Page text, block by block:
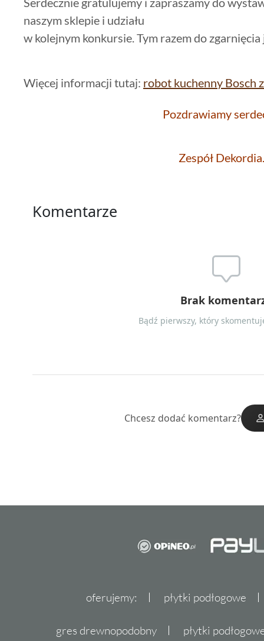
naszym sklepie i udziału
w kolejnym konkursie. Tym razem do
Więcej informacji tutaj: robot kuchenny Bosch
Pozdrawiamy
Zespół
Komentarze
Brak
Bądź pierwszy, który
Chcesz dodać komentarz?
oferujemy: płytki podłogowe
gres drewnopodobny płytki